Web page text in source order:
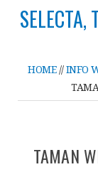
SELECTA,
HOME//INFO
TAMAN